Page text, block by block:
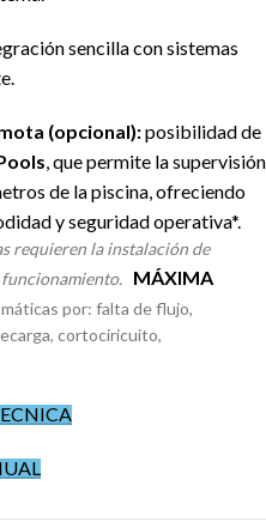
sencilla con sistemas
(opcional):posibilidad de
, que permite la supervisión
de la piscina, ofreciendo
y seguridad operativa*.
requieren la instalación de
MÁXIMA
por: falta de flujo,
cortociricuito,